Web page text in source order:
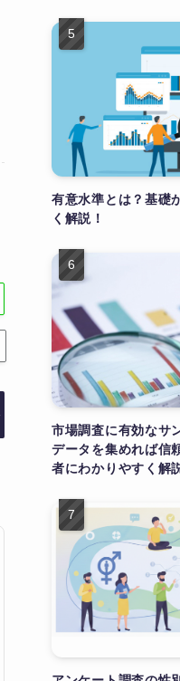
有意水準とは？基礎
く解説！
市場調査に有効なサ
データを集めれば信
者にわかりやすく解